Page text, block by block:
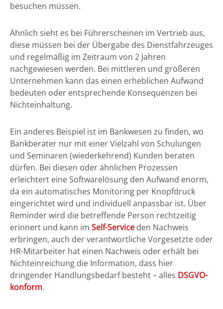
besuchen müssen.
Ähnlich sieht es bei Führerscheinen im Vertrieb aus,
diese müssen bei der Übergabe des Dienstfahrzeuges
und regelmäßig im Zeitraum von 2 Jahren
nachgewiesen werden. Bei mittleren und größeren
Unternehmen kann das einen erheblichen Aufwand
bedeuten oder entsprechende Konsequenzen bei
Nichteinhaltung.
Ein anderes Beispiel ist im Bankwesen zu finden, wo
Bankberater nur mit einer Vielzahl von Schulungen
und Seminaren (wiederkehrend) Kunden beraten
dürfen. Bei diesen oder ähnlichen Prozessen
erleichtert eine Softwarelösung den Aufwand enorm,
da ein automatisches Monitoring per Knopfdruck
eingerichtet wird und individuell anpassbar ist. Über
Reminder wird die betreffende Person rechtzeitig
erinnert und kann im Self-Service den Nachweis
erbringen, auch der verantwortliche Vorgesetzte oder
HR-Mitarbeiter hat einen Nachweis oder erhält bei
Nichteinreichung die Information, dass hier
dringender Handlungsbedarf besteht – alles DSGVO-
konform.